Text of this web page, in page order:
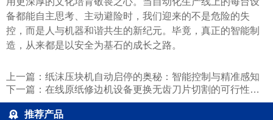
备都能自主思考、主动避险时，我们迎来的不是危险的失
控，而是人与机器和谐共生的新纪元。毕竟，真正的智能制
造，从来都是以安全为基石的成长之路。
上一篇： 纸沫压块机自动启停的奥秘：智能控制与精准感知
下一篇： 在线原纸修边机设备更换无齿刀片切割的可行性探讨
推荐产品